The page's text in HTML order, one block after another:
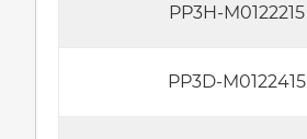
PP3H-M0122215
PP3D-M0122415